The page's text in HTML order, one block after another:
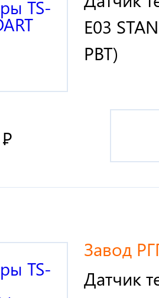
E03
PBT)
Р
Завод
Датчик